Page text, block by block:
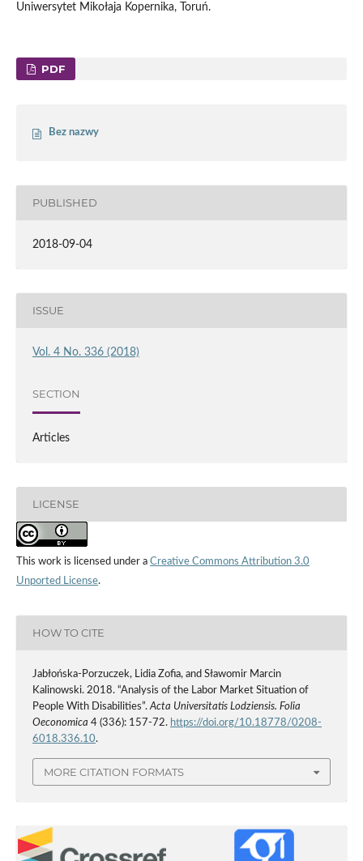
Uniwersytet Mikołaja Kopernika, Toruń.
PDF
Bez nazwy
PUBLISHED
2018-09-04
ISSUE
Vol. 4 No. 336 (2018)
SECTION
Articles
LICENSE
This work is licensed under a Creative Commons Attribution 3.0
Unported License.
HOW TO CITE
Jabłońska‑Porzuczek, Lidia Zofia, and Sławomir Marcin
Kalinowski. 2018. “Analysis of the Labor Market Situation of
People With Disabilities”.Acta Universitatis Lodziensis. Folia
Oeconomica 4 (336): 157-72. https://doi.org/10.18778/0208-
6018.336.10.
MORE CITATION FORMATS